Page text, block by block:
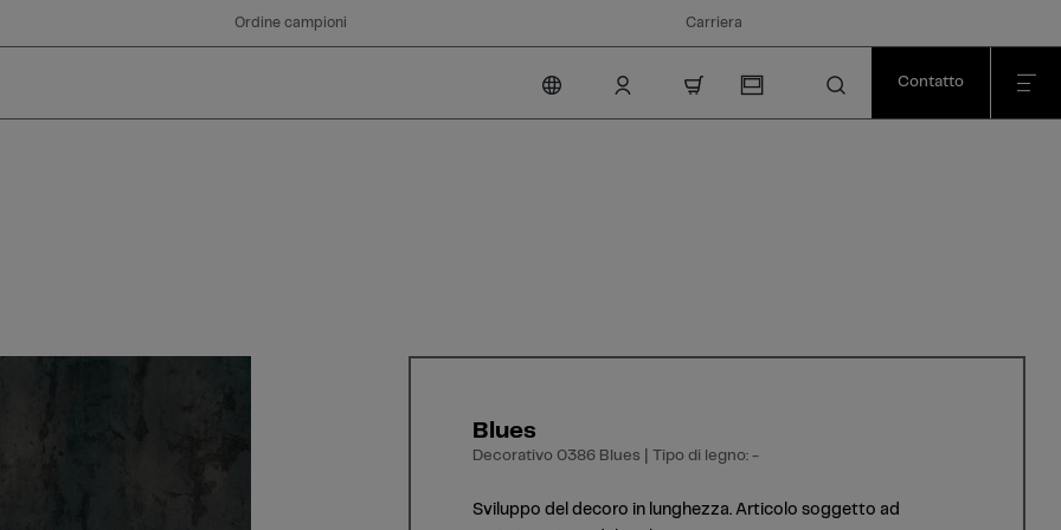
Ordine campioni Carriera
Contatto
Blues
Decorativo 0386 Blues | Tipo di legno: -
Sviluppo del decoro in lunghezza. Articolo soggetto ad